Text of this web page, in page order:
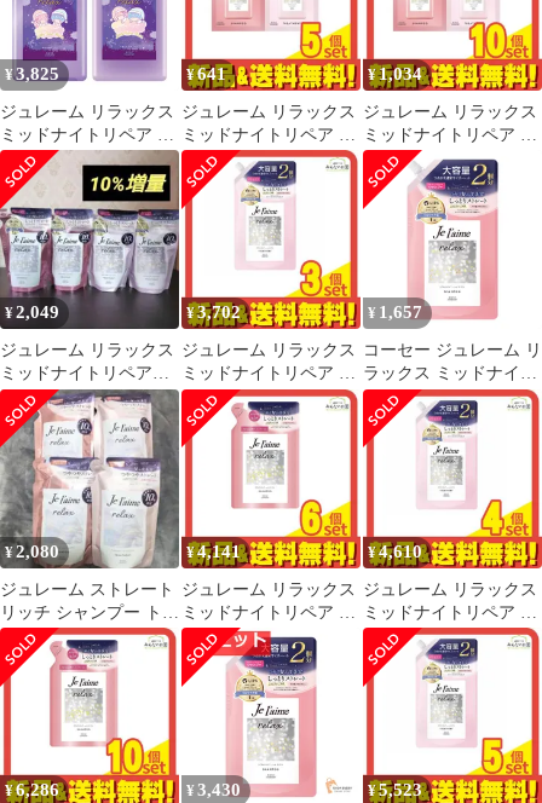
チ）3回分セット 超し
っとり コーセー シルク
キャップ効果 ダメージ
補修 うねりコントロー
ル うるおいリペア トラ
イアル
¥3,825
ジュレーム リラックス
ミッドナイトリペア デ
ザイン シャンプー トリ
ートメント
¥641
ジュレーム リラックス
ミッドナイトリペア ト
ライアルセット SR ス
トレート&リッチ 1回分
(10mL+10mL) 5個セッ
ト まとめ売り
¥1,034
ジュレーム リラックス
ミッドナイトリペア ト
ライアルセット SR ス
トレート&リッチ 1回分
(10mL+10mL) 10個セッ
ト まとめ売り
¥2,049
ジュレーム リラックス
ミッドナイトリペアシ
ャンプー トリートメン
ト 2セット
¥3,702
ジュレーム リラックス
ミッドナイトリペア ト
リートメント SR スト
レート&リッチ 詰め替
え用 大容量 680mL 3個
セット まとめ売り
¥ 1,657
コーセー ジュレーム リ
ラックス ミッドナイト
リペア シャンプー 詰替
え ストレート＆リッチ
680ml
¥2,080
ジュレーム ストレート
リッチ シャンプー トリ
ートメント ４袋セッ
ト
¥4,141
ジュレーム リラックス
ミッドナイトリペア シ
ャンプー SR ストレー
ト&リッチ 詰め替え用
340mL 6個セット まと
¥4,610
ジュレーム リラックス
ミッドナイトリペア ト
リートメント SR スト
レート&リッチ 詰め替
え用 大容量 680mL 4個
セット まとめ売り
¥6,286 ¥ 3,430 ¥5,523